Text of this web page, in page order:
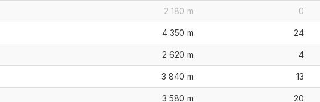
2 180 m 0
4 350 m 24
2 620 m 4
3 840 m 13
3 580 m 20